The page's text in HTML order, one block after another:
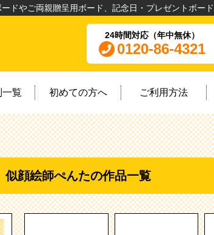
ドやご両親贈呈用ボード、記念日・プレゼントボー
24時間対応（年中無休）
0120-86-4321
一覧 初めての方へ ご利用方法
似顔絵師ぺんたの作品一覧